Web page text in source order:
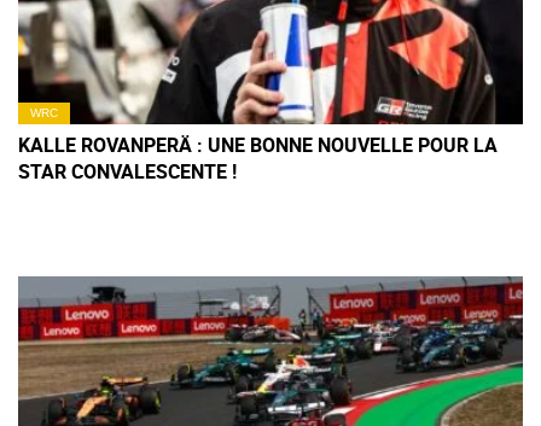
WRC
KALLE ROVANPERÄ : UNE BONNE NOUVELLE POUR LA
STAR CONVALESCENTE !